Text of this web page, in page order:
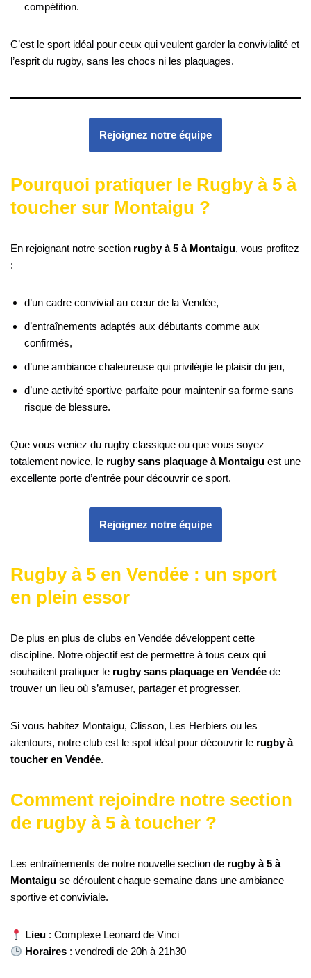
compétition.
C’est le sport idéal pour ceux qui veulent garder la convivialité et
l’esprit du rugby, sans les chocs ni les plaquages.
Rejoignez notre équipe
Pourquoi pratiquer le Rugby à 5 à
toucher sur Montaigu ?
En rejoignant notre section rugby à 5 à Montaigu, vous profitez
:
d’un cadre convivial au cœur de la Vendée,
d’entraînements adaptés aux débutants comme aux
confirmés,
d’une ambiance chaleureuse qui privilégie le plaisir du jeu,
d’une activité sportive parfaite pour maintenir sa forme sans
risque de blessure.
Que vous veniez du rugby classique ou que vous soyez
totalement novice, le rugby sans plaquage à Montaigu est une
excellente porte d’entrée pour découvrir ce sport.
Rejoignez notre équipe
Rugby à 5 en Vendée : un sport
en plein essor
De plus en plus de clubs en Vendée développent cette
discipline. Notre objectif est de permettre à tous ceux qui
souhaitent pratiquer le rugby sans plaquage en Vendée de
trouver un lieu où s’amuser, partager et progresser.
Si vous habitez Montaigu, Clisson, Les Herbiers ou les
alentours, notre club est le spot idéal pour découvrir le rugby à
toucher en Vendée.
Comment rejoindre notre section
de rugby à 5 à toucher ?
Les entraînements de notre nouvelle section de rugby à 5 à
Montaigu se déroulent chaque semaine dans une ambiance
sportive et conviviale.
Lieu : Complexe Leonard de Vinci
Horaires : vendredi de 20h à 21h30